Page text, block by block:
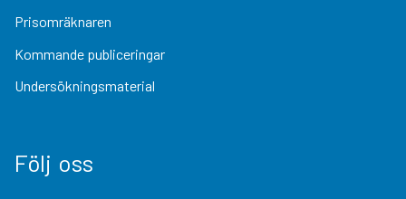
Prisomräknaren
Kommande publiceringar
Undersökningsmaterial
Följ oss